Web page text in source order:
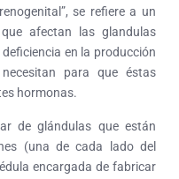
se refiere a un
afectan las glandulas
en la producción
para que éstas
hormonas.
de glándulas que están
(una de cada lado del
encargada de fabricar